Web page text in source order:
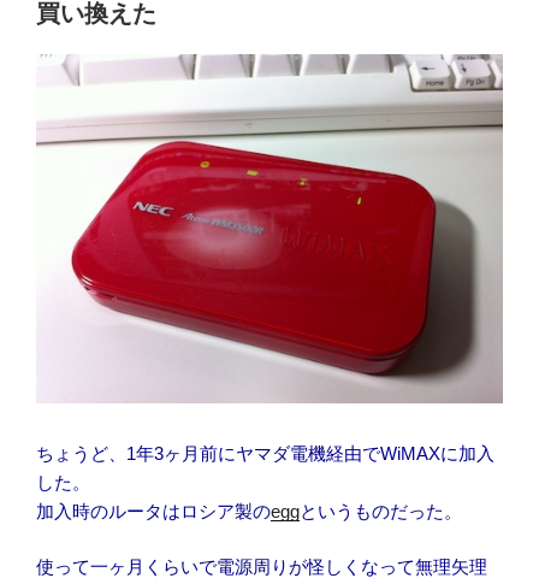
点
灯
た
ま
買い換えた
ちょうど、1年3ヶ月前にヤマダ電機経由でWiMAXに加入
した。
加入時のルータはロシア製のeggというものだった。
使って一ヶ月くらいで電源周りが怪しくなって無理矢理